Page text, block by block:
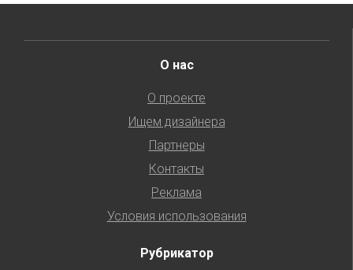
О нас
О проекте
Ищем дизайнера
Партнеры
Контакты
Реклама
Условия использования
Рубрикатор